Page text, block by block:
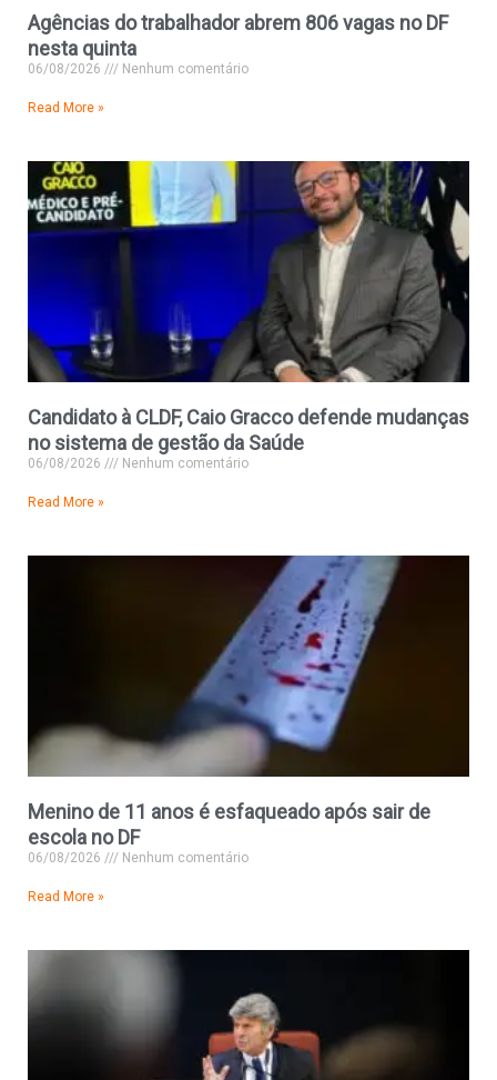
Agências do trabalhador abrem 806 vagas no DF
nesta quinta
06/08/2026 Nenhum comentário
Read More »
Candidato à CLDF, Caio Gracco defende mudanças
no sistema de gestão da Saúde
06/08/2026 Nenhum comentário
Read More »
Menino de 11 anos é esfaqueado após sair de
escola no DF
06/08/2026 Nenhum comentário
Read More »